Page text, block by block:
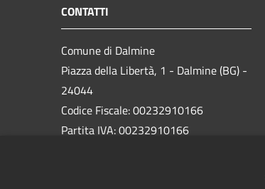
CONTATTI
Comune di Dalmine
Piazza della Libertà, 1 - Dalmine (BG) -
24044
Codice Fiscale: 00232910166
Partita IVA: 00232910166